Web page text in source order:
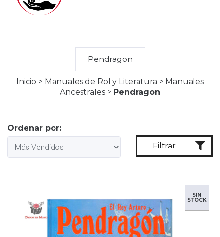
Pendragon
Inicio > Manuales de Rol y Literatura > Manuales
Ancestrales > Pendragon
Ordenar por:
Filtrar
SIN
STOCK